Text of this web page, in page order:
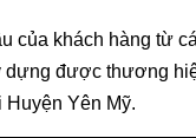
của khách hàng từ
được thương
Yên Mỹ.